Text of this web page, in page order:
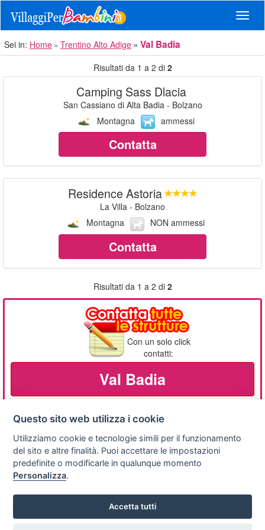
Sei in: Home Trentino Alto Adige Val Badia
Risultati da 1 a 2 di 2
Camping Sass Dlacia
San Cassiano di Alta Badia - Bolzano
Montagna
ammessi
Contatta
Residence Astoria
La Villa - Bolzano
Montagna
NON ammessi
Contatta
Risultati da 1 a 2 di 2
Con un solo click
contatti:
Val Badia
Privacy
policy
Avviso
legale
Scrivici
Preferenze cookie
Copyright © 2008
SVILUPPO TURISMO ITALIA S.r.L. unipersonale
Questo sito web utilizza i cookie
Utilizziamo cookie e tecnologie simili per il funzionamento
del sito e altre finalità. Puoi accettare le impostazioni
predefinite o modificarle in qualunque momento
Personalizza.
Accetta tutti